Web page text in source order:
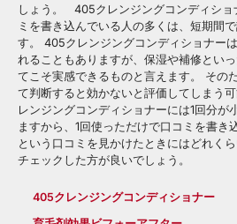
しょう。 405クレンジングコンディショ
ミを書き込んでいる人の多くは、短期間
す。 405クレンジングコンディショナー
れることもありますが、保湿や補修とい
てこそ実感できるものと言えます。 その
て判断すると効かないと評価してしまう
レンジングコンディショナーには1回分が
ますから、1回使っただけで口コミを書き
という口コミを見かけたときにはどれく
チェックした方が良いでしょう。
405クレンジングコンディショナー